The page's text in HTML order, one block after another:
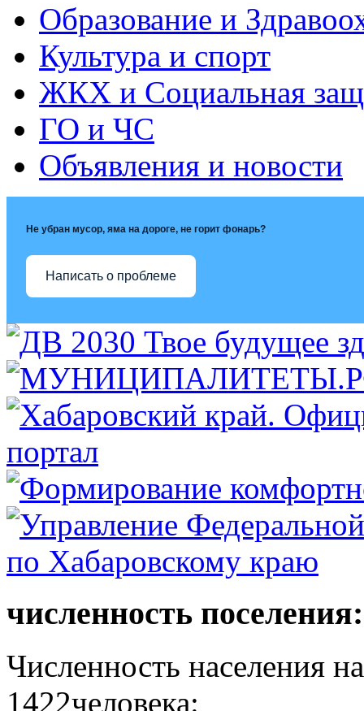
Образование и
Культура и спорт
ЖКХ и Социальная
ГО и ЧС
Объявления и новости
Не убран мусор, яма на дороге, не горит фонарь?
Написать о проблеме
численность поселения:
Численность населения
1422человека: